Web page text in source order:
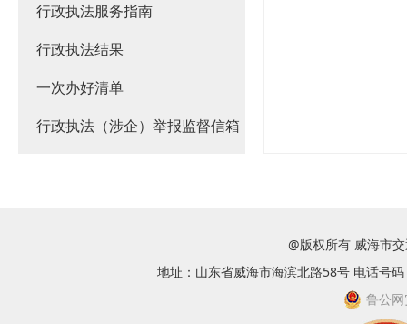
行政执法服务指南
行政执法结果
一次办好清单
行政执法（涉企）举报监督信箱
@版权所有 威海市
地址：山东省威海市海滨北路58号 电话号
鲁公